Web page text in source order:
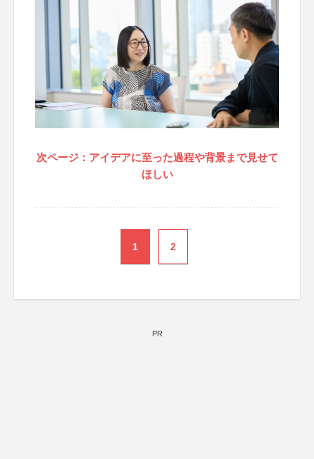
次ページ：アイデアに至った過程や背景まで見せて
ほしい
1 2
PR